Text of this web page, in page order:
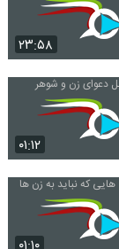
۲۳:۵۸
۰۱:۱۲